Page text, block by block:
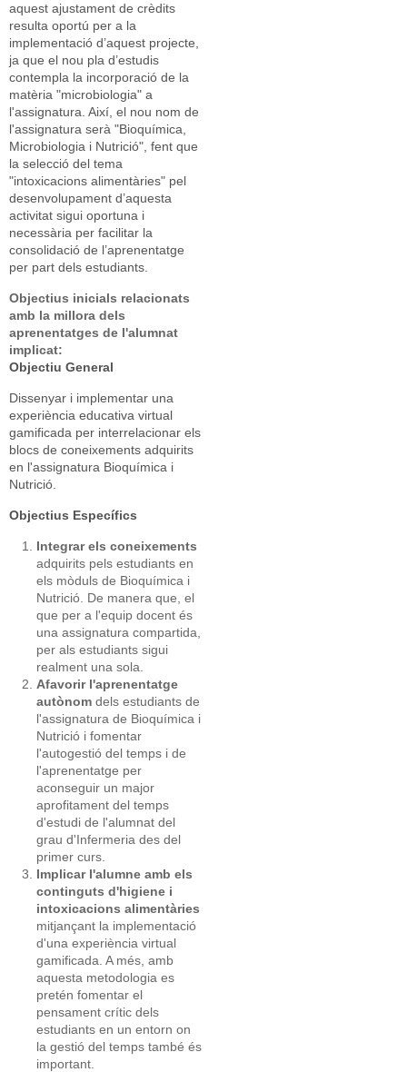
aquest ajustament de crèdits
resulta oportú per a la
implementació d’aquest projecte,
ja que el nou pla d’estudis
contempla la incorporació de la
matèria "microbiologia" a
l'assignatura. Així, el nou nom de
l'assignatura serà "Bioquímica,
Microbiologia i Nutrició", fent que
la selecció del tema
"intoxicacions alimentàries" pel
desenvolupament d’aquesta
activitat sigui oportuna i
necessària per facilitar la
consolidació de l’aprenentatge
per part dels estudiants.
Objectius inicials relacionats
amb la millora dels
aprenentatges de l'alumnat
implicat:
Objectiu General
Dissenyar i implementar una
experiència educativa virtual
gamificada per interrelacionar els
blocs de coneixements adquirits
en l'assignatura Bioquímica i
Nutrició.
Objectius Específics
Integrar els coneixements
adquirits pels estudiants en
els mòduls de Bioquímica i
Nutrició. De manera que, el
que per a l'equip docent és
una assignatura compartida,
per als estudiants sigui
realment una sola.
Afavorir l'aprenentatge
autònom dels estudiants de
l'assignatura de Bioquímica i
Nutrició i fomentar
l'autogestió del temps i de
l'aprenentatge per
aconseguir un major
aprofitament del temps
d'estudi de l'alumnat del
grau d'Infermeria des del
primer curs.
Implicar l'alumne amb els
continguts d'higiene i
intoxicacions alimentàries
mitjançant la implementació
d'una experiència virtual
gamificada. A més, amb
aquesta metodologia es
pretén fomentar el
pensament crític dels
estudiants en un entorn on
la gestió del temps també és
important.